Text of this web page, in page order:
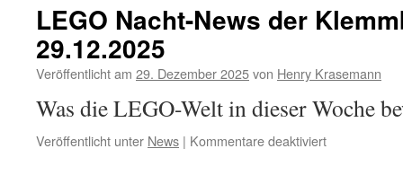
Smart
Play“
05.01.2026)
LEGO Nacht-News der
29.12.2025
Veröffentlicht am 29. Dezember 2025von Henry Krasemann
Was die LEGO-Welt in dieser Woche
Veröffentlicht unter News | Kommentare deaktiviertfür